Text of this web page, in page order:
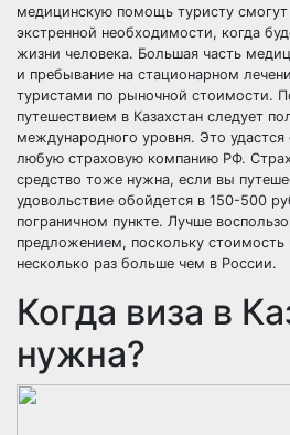
медицинскую помощь туристу смогут
экстренной необходимости, когда
жизни человека. Большая часть
и пребывание на стационарном
туристами по рыночной стоимости.
путешествием в Казахстан следует
международного уровня. Это
любую страховую компанию РФ.
средство тоже нужна, если вы
удовольствие обойдется в 150-500
пограничном пункте. Лучше
предложением, поскольку стоимость
несколько раз больше чем в России.
Когда виза в
нужна?